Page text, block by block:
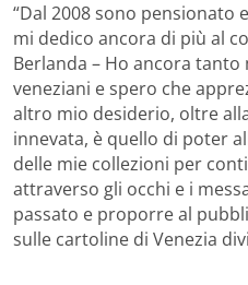
“Dal 2008 sono
mi dedico ancora di più al
Berlanda – Ho ancora
veneziani e spero che
altro mio desiderio, oltre
innevata, è quello di poter
delle mie collezioni per
attraverso gli occhi e i
passato e proporre al
sulle cartoline di Venezia